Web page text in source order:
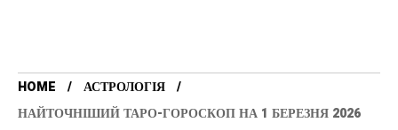
HOME
АСТРОЛОГІЯ
НАЙТОЧНІШИЙ ТАРО-ГОРОСКОП НА 1 БЕРЕЗНЯ 2026